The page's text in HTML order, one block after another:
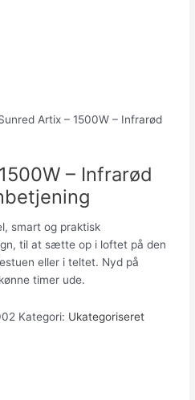
Artix – 1500W – Infrarød
– Infrarød
smart og praktisk
til at sætte op i loftet på den
eller i teltet. Nyd på
timer ude.
Kategori: Ukategoriseret